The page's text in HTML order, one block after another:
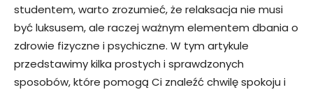
studentem, warto zrozumieć, że relaksacja nie musi
być luksusem, ale raczej ważnym elementem dbania o
zdrowie fizyczne i psychiczne. W tym artykule
przedstawimy kilka prostych i sprawdzonych
sposobów, które pomogą Ci znaleźć chwilę spokoju i